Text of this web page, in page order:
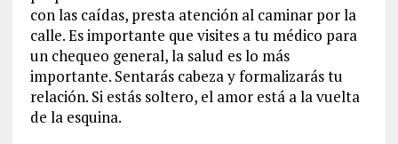
con las caídas, presta atención al caminar por la
calle. Es importante que visites a tu médico para
un chequeo general, la salud es lo más
importante. Sentarás cabeza y formalizarás tu
relación. Si estás soltero, el amor está a la vuelta
de la esquina.